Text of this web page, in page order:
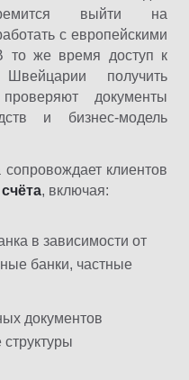
выйти на
с европейскими
то же время доступ к
получить
документы
и бизнес-модель
клиентов
, включая:
в зависимости от
банки, частные
документов